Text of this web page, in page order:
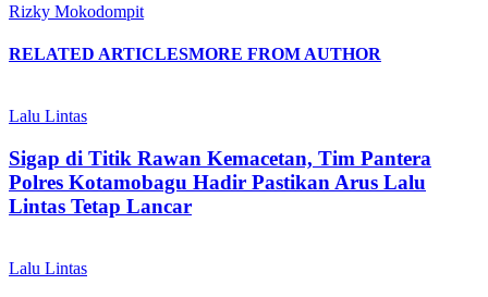
Rizky Mokodompit
RELATED ARTICLESMORE FROM AUTHOR
Lalu Lintas
Sigap di Titik Rawan Kemacetan, Tim Pantera
Polres Kotamobagu Hadir Pastikan Arus Lalu
Lintas Tetap Lancar
Lalu Lintas